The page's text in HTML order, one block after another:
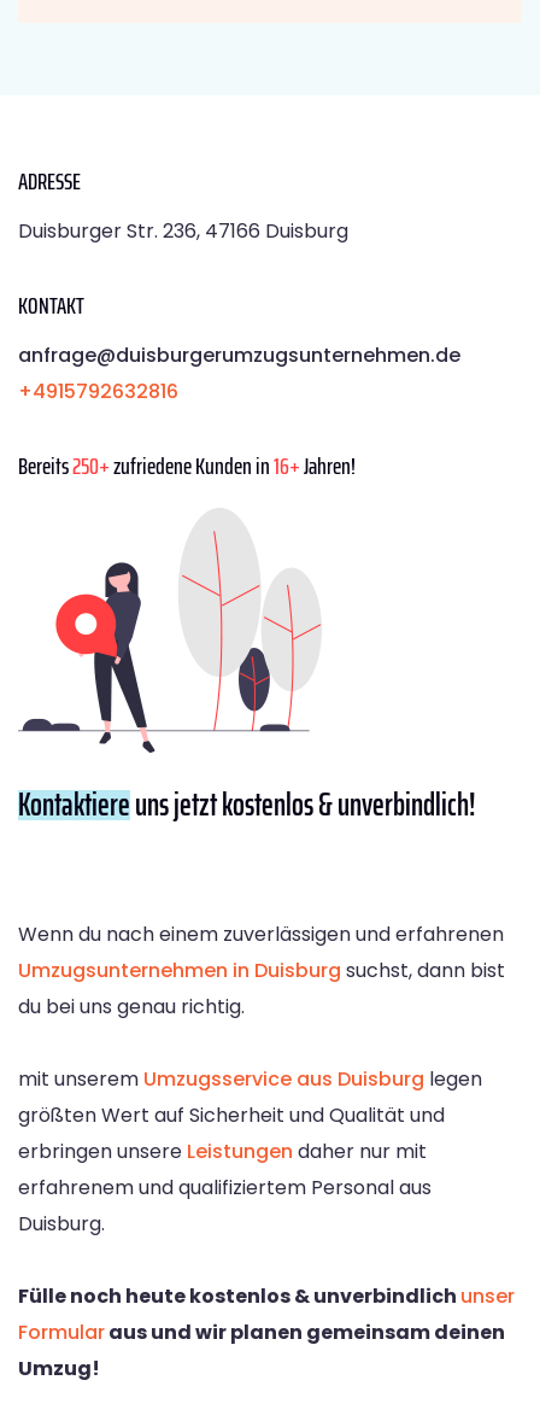
ADRESSE
Duisburger Str. 236, 47166 Duisburg
KONTAKT
anfrage@duisburgerumzugsunternehmen.de
+4915792632816
Bereits250+zufriedene Kunden in16+Jahren!
Kontaktiereuns jetzt kostenlos & unverbindlich!
Wenn du nach einem zuverlässigen und erfahrenen
Umzugsunternehmen in Duisburg suchst, dann bist
du bei uns genau richtig.
mit unserem Umzugsservice aus Duisburg legen
größten Wert auf Sicherheit und Qualität und
erbringen unsere Leistungen daher nur mit
erfahrenem und qualifiziertem Personal aus
Duisburg.
Fülle noch heute kostenlos & unverbindlich unser
Formularaus und wir planen gemeinsam deinen
Umzug!